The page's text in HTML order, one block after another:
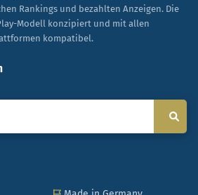
Rankings und bezahlten Anzeigen. Die
Modell konzipiert und mit allen
kompatibel.